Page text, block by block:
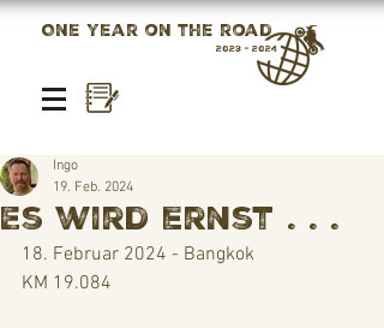
One year on the road
2023 - 2024
Es wird ernst . . .
Ingo
19. Feb. 2024
18. Februar 2024 - Bangkok
KM 19.084